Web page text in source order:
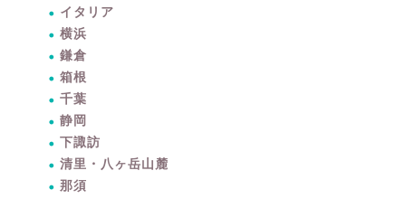
イタリア
横浜
鎌倉
箱根
千葉
静岡
下諏訪
清里・八ヶ岳山麓
那須